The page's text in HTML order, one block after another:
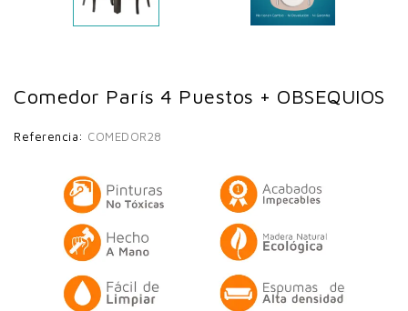
Comedor París 4 Puestos + OBSEQUIOS
Referencia: COMEDOR28